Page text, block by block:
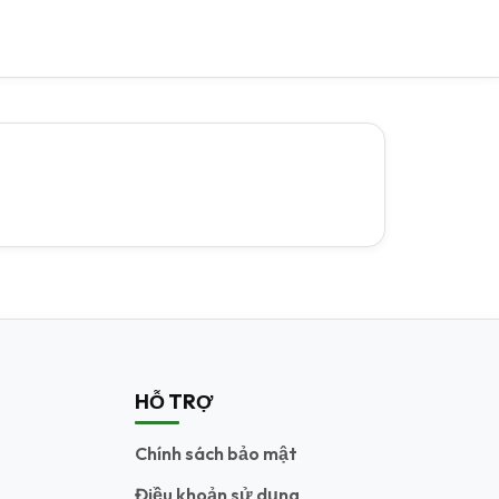
HỖ TRỢ
Chính sách bảo mật
Điều khoản sử dụng